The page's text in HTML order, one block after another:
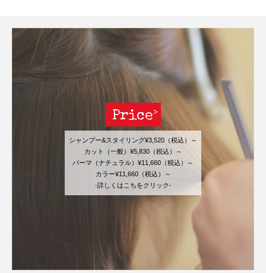
Price
シャンプー&スタイリング¥3,520（税込）～
カット（一般）¥5,830（税込）～
パーマ（ナチュラル）¥11,660（税込）～
カラー¥11,660（税込）～
-詳しくはこちをクリック-